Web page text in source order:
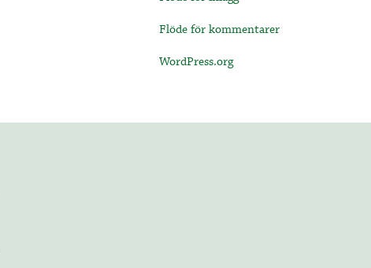
Flöde för kommentarer
WordPress.org